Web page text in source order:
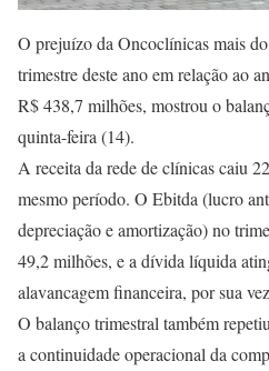
O prejuízo da Oncoclínicas mais
trimestre deste ano em relação ao
R$ 438,7 milhões, mostrou o
quinta-feira (14).
A receita da rede de clínicas caiu
mesmo período. O Ebitda (lucro
depreciação e amortização) no
49,2 milhões, e a dívida líquida
alavancagem financeira, por sua
O balanço trimestral também
a continuidade operacional da